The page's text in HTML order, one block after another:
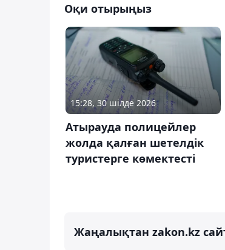
Оқи отырыңыз
15:28, 30 шілде 2026
Атырауда полицейлер
жолда қалған шетелдік
туристерге көмектесті
Жаңалықтан zakon.kz